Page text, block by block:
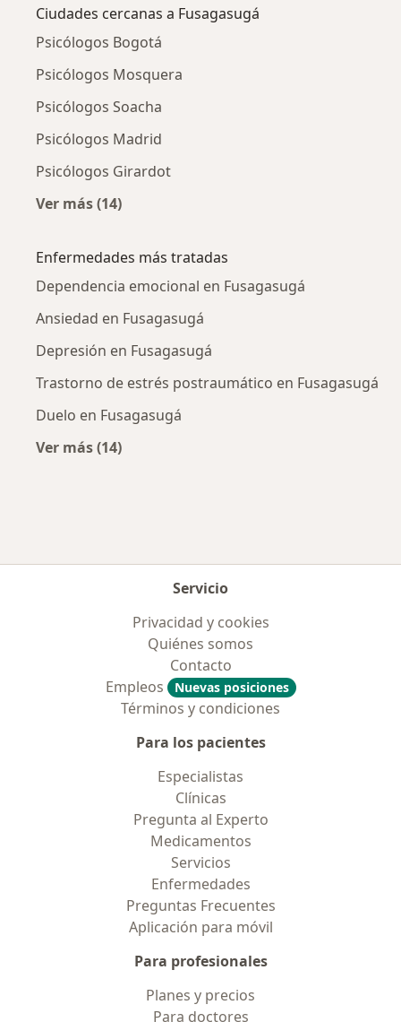
Ciudades cercanas a Fusagasugá
Psicólogos Bogotá
Psicólogos Mosquera
Psicólogos Soacha
Psicólogos Madrid
Psicólogos Girardot
Ver más (14)
Enfermedades más tratadas
Dependencia emocional en Fusagasugá
Ansiedad en Fusagasugá
Depresión en Fusagasugá
Trastorno de estrés postraumático en Fusagasugá
Duelo en Fusagasugá
Ver más (14)
Servicio
Privacidad y cookies
Quiénes somos
Contacto
Empleos
Nuevas posiciones
Términos y condiciones
Para los pacientes
Especialistas
Clínicas
Pregunta al Experto
Medicamentos
Servicios
Enfermedades
Preguntas Frecuentes
Aplicación para móvil
Para profesionales
Planes y precios
Para doctores